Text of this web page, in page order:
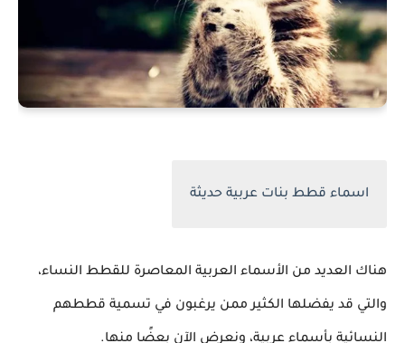
اسماء قطط بنات عربية حديثة
هناك العديد من الأسماء العربية المعاصرة للقطط النساء،
والتي قد يفضلها الكثير ممن يرغبون في تسمية قططهم
النسائية بأسماء عربية، ونعرض الآن بعضًا منها.